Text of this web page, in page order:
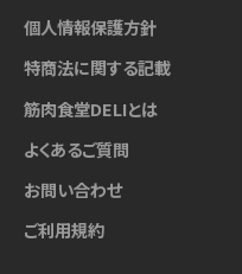
個人情報保護方針
特商法に関する記載
筋肉食堂DELIとは
よくあるご質問
お問い合わせ
ご利用規約